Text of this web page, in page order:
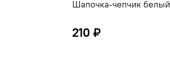
Шапочка-чепчик белый
210 ₽